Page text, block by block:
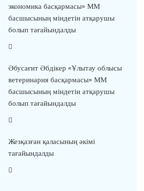
экономика басқармасы» ММ
басшысының міндетін атқарушы
болып тағайындалды
Әбусағит Әбдікер «Ұлытау облысы
ветеринария басқармасы» ММ
басшысының міндетін атқарушы
болып тағайындалды
Жезқазған қаласының әкімі
тағайындалды